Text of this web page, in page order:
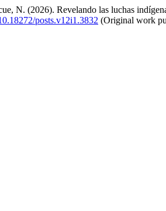
N. (2026). Revelando las luchas
posts.v12i1.3832 (Original work